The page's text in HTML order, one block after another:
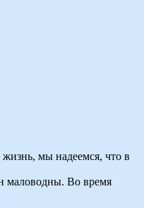
мы надеемся, что в
маловодны. Во время